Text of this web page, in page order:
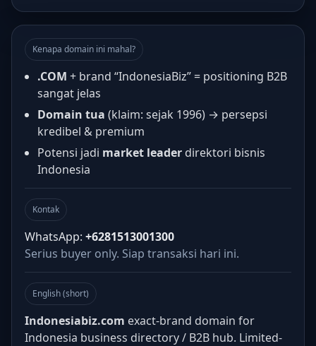
Kenapa domain ini mahal?
.COM + brand “IndonesiaBiz” = positioning B2B
sangat jelas
Domain tua (klaim: sejak 1996) → persepsi
kredibel & premium
Potensi jadi market leader direktori bisnis
Indonesia
Kontak
WhatsApp: +6281513001300
Serius buyer only. Siap transaksi hari ini.
English (short)
Indonesiabiz.com exact-brand domain for
Indonesia business directory / B2B hub. Limited-